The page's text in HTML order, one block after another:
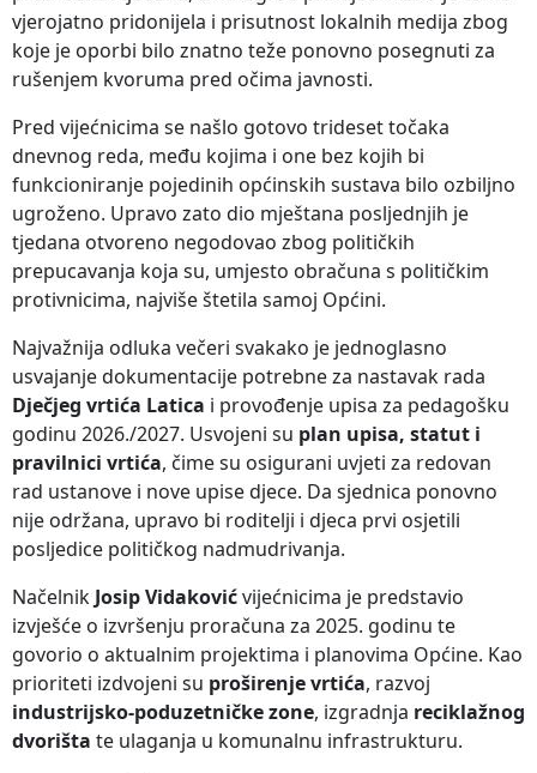
vjerojatno pridonijela i prisutnost lokalnih medija zbog
koje je oporbi bilo znatno teže ponovno posegnuti za
rušenjem kvoruma pred očima javnosti.
Pred vijećnicima se našlo gotovo trideset točaka
dnevnog reda, među kojima i one bez kojih bi
funkcioniranje pojedinih općinskih sustava bilo ozbiljno
ugroženo. Upravo zato dio mještana posljednjih je
tjedana otvoreno negodovao zbog političkih
prepucavanja koja su, umjesto obračuna s političkim
protivnicima, najviše štetila samoj Općini.
Najvažnija odluka večeri svakako je jednoglasno
usvajanje dokumentacije potrebne za nastavak rada
Dječjeg vrtića Latica i provođenje upisa za pedagošku
godinu 2026./2027. Usvojeni su plan upisa, statut i
pravilnici vrtića, čime su osigurani uvjeti za redovan
rad ustanove i nove upise djece. Da sjednica ponovno
nije održana, upravo bi roditelji i djeca prvi osjetili
posljedice političkog nadmudrivanja.
Načelnik Josip Vidakovićvijećnicima je predstavio
izvješće o izvršenju proračuna za 2025. godinu te
govorio o aktualnim projektima i planovima Općine. Kao
prioriteti izdvojeni su proširenje vrtića, razvoj
industrijsko-poduzetničke zone, izgradnja reciklažnog
dvorišta te ulaganja u komunalnu infrastrukturu.